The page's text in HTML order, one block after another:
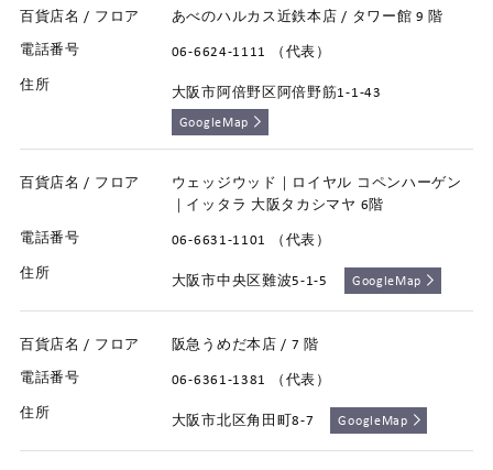
あべのハルカス近鉄本店 / タワー館 9 階
06-6624-1111 （代表）
大阪市阿倍野区阿倍野筋1-1-43
GoogleMap
ウェッジウッド｜ロイヤル コペンハーゲン
｜イッタラ 大阪タカシマヤ 6階
06-6631-1101 （代表）
大阪市中央区難波5-1-5 GoogleMap
阪急うめだ本店 / 7 階
06-6361-1381 （代表）
大阪市北区角田町8-7 GoogleMap